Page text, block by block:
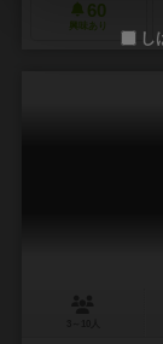
60
興味あり
し